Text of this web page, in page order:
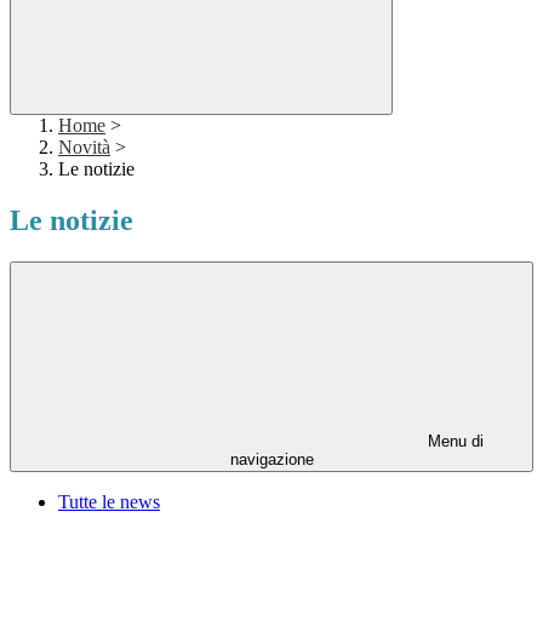
Home >
Novità >
Le notizie
Le notizie
Menu di
navigazione
Tutte le news